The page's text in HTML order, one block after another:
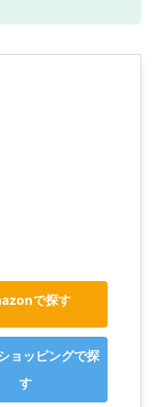
で探す
ョッピングで探
す